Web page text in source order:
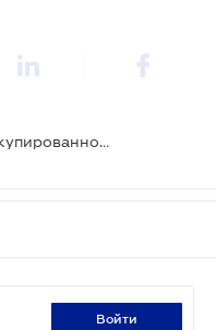
Предприятия в зоне АТО и на оккупированной территории АР Крым:
войти